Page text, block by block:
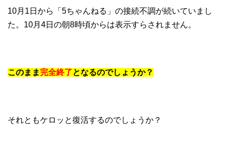
10月1日から「5ちゃんねる」の接続不調が続いていまし
た。10月4日の朝8時頃からは表示すらされません。
このまま 完全終了となるのでしょうか？
それともケロッと復活するのでしょうか？